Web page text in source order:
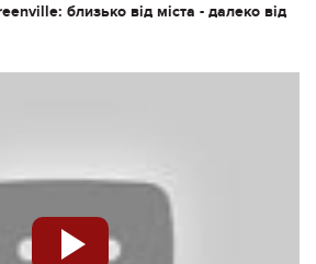
близько від міста - далеко від